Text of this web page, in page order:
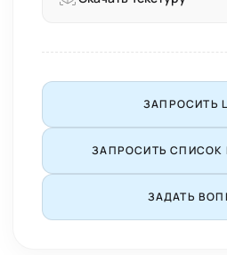
ЗАПРОСИТЬ
ЗАПРОСИТЬ СПИСОК
ЗАДАТЬ